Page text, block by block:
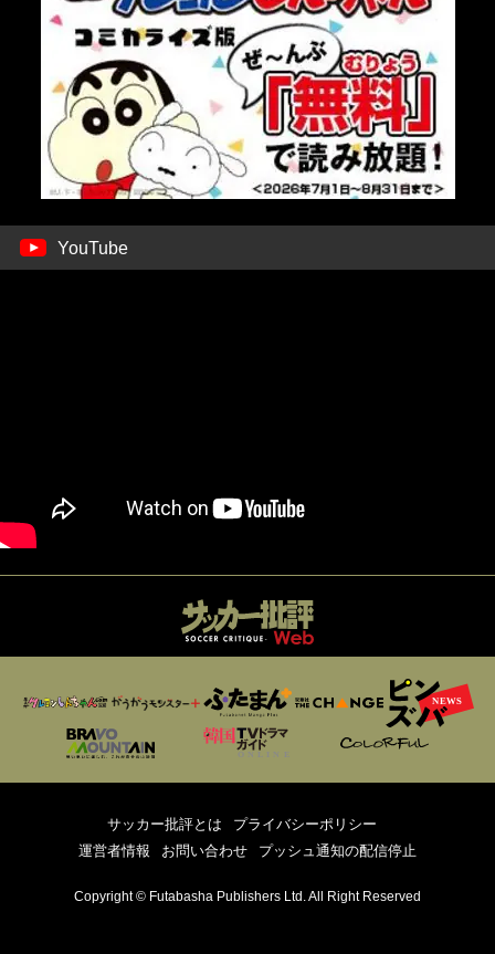
YouTube
サッカー批評とは
プライバシーポリシー
運営者情報
お問い合わせ プッシュ通知の配信停止
Copyright © Futabasha Publishers Ltd. All Right Reserved